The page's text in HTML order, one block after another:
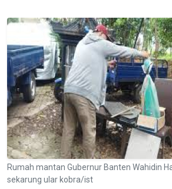
Rumah mantan Gubernur Banten Wahidin
sekarung ular kobra/ist